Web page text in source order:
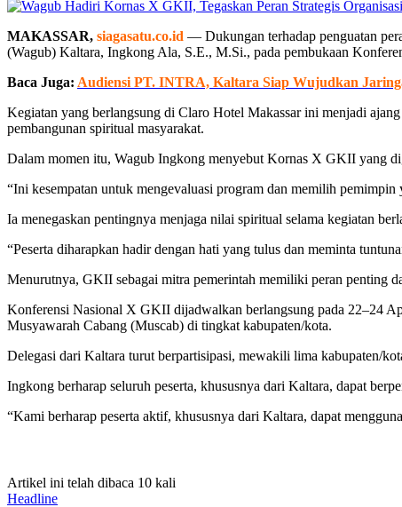
MAKASSAR, siagasatu.co.id — Dukungan terhadap penguatan
(Wagub) Kaltara, Ingkong Ala, S.E., M.Si., pada pembukaan
Baca Juga: Audiensi PT. INTRA, Kaltara Siap Wujudkan
Kegiatan yang berlangsung di Claro Hotel Makassar ini menjadi
pembangunan spiritual masyarakat.
Dalam momen itu, Wagub Ingkong menyebut Kornas X GKII yang
“Ini kesempatan untuk mengevaluasi program dan memilih
Ia menegaskan pentingnya menjaga nilai spiritual selama kegiatan
“Peserta diharapkan hadir dengan hati yang tulus dan meminta
Menurutnya, GKII sebagai mitra pemerintah memiliki peran penting
Konferensi Nasional X GKII dijadwalkan berlangsung pada 22–24
Musyawarah Cabang (Muscab) di tingkat kabupaten/kota.
Delegasi dari Kaltara turut berpartisipasi, mewakili lima kabupaten/
Ingkong berharap seluruh peserta, khususnya dari Kaltara, dapat
“Kami berharap peserta aktif, khususnya dari Kaltara, dapat
Artikel ini telah dibaca 10 kali
Headline